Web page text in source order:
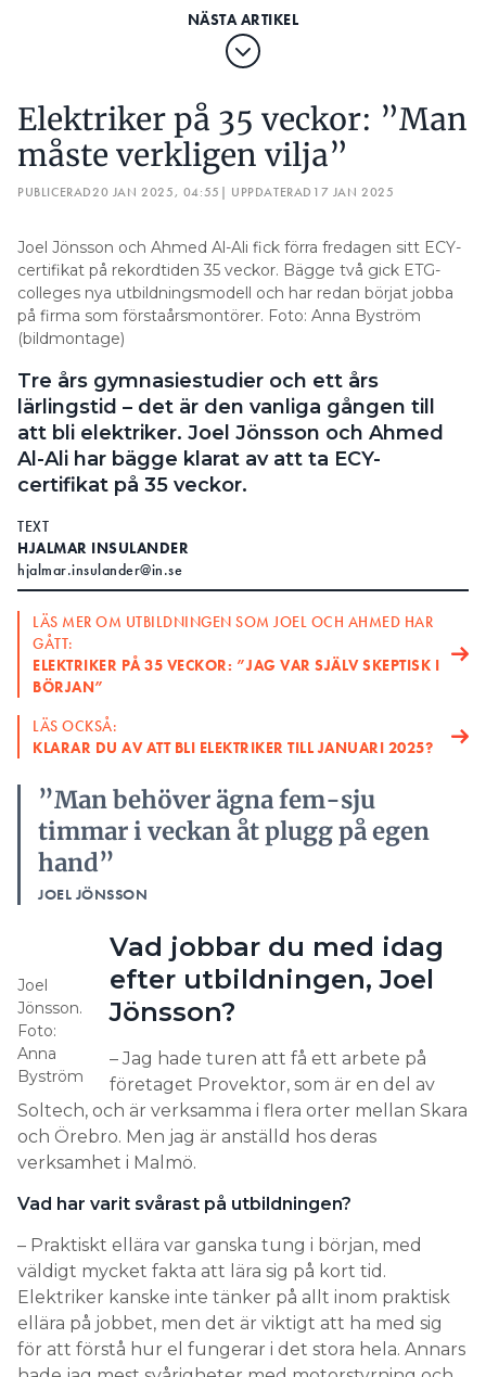
Elektriker på 35 veckor: ”Man
måste verkligen vilja”
PUBLICERAD20 JAN 2025, 04:55 | UPPDATERAD 17 JAN 2025
Joel Jönsson och Ahmed Al-Ali fick förra fredagen sitt ECY-
certifikat på rekordtiden 35 veckor. Bägge två gick ETG-
colleges nya utbildningsmodell och har redan börjat jobba
på firma som förstaårsmontörer. Foto: Anna Byström
(bildmontage)
Tre års gymnasiestudier och ett års
lärlingstid – det är den vanliga gången till
att bli elektriker. Joel Jönsson och Ahmed
Al-Ali har bägge klarat av att ta ECY-
certifikat på 35 veckor.
TEXT
HJALMAR INSULANDER
hjalmar.insulander@in.se
LÄS MER OM UTBILDNINGEN SOM JOEL OCH AHMED HAR
GÅTT:
ELEKTRIKER PÅ 35 VECKOR: ”JAG VAR SJÄLV SKEPTISK I
BÖRJAN”
LÄS OCKSÅ:
KLARAR DU AV ATT BLI ELEKTRIKER TILL JANUARI 2025?
”Man behöver ägna fem-sju
timmar i veckan åt plugg på egen
hand”
JOEL JÖNSSON
Joel
Jönsson.
Foto:
Anna
Byström
Vad jobbar du med idag
efter utbildningen, Joel
Jönsson?
– Jag hade turen att få ett arbete på
företaget Provektor, som är en del av
Soltech, och är verksamma i flera orter mellan Skara
och Örebro. Men jag är anställd hos deras
verksamhet i Malmö.
Vad har varit svårast på utbildningen?
– Praktiskt ellära var ganska tung i början, med
väldigt mycket fakta att lära sig på kort tid.
Elektriker kanske inte tänker på allt inom praktisk
ellära på jobbet, men det är viktigt att ha med sig
för att förstå hur el fungerar i det stora hela. Annars